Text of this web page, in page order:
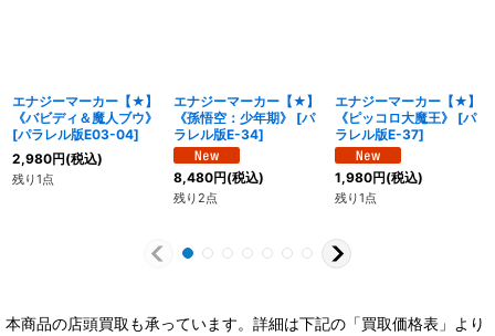
エナジーマーカー【★】
《バビディ＆魔人ブウ》
[パラレル版E03-04]
2,980円(税込)
残り1点
エナジーマーカー【★】
《孫悟空：少年期》
[パ
ラレル版E-34]
8,480円(税込)
残り2点
エナジーマーカー【★】
《ピッコロ大魔王》
[パ
ラレル版E-37]
1,980円(税込)
残り1点
本商品の店頭買取も承っています。詳細は下記の「買取価格表」より